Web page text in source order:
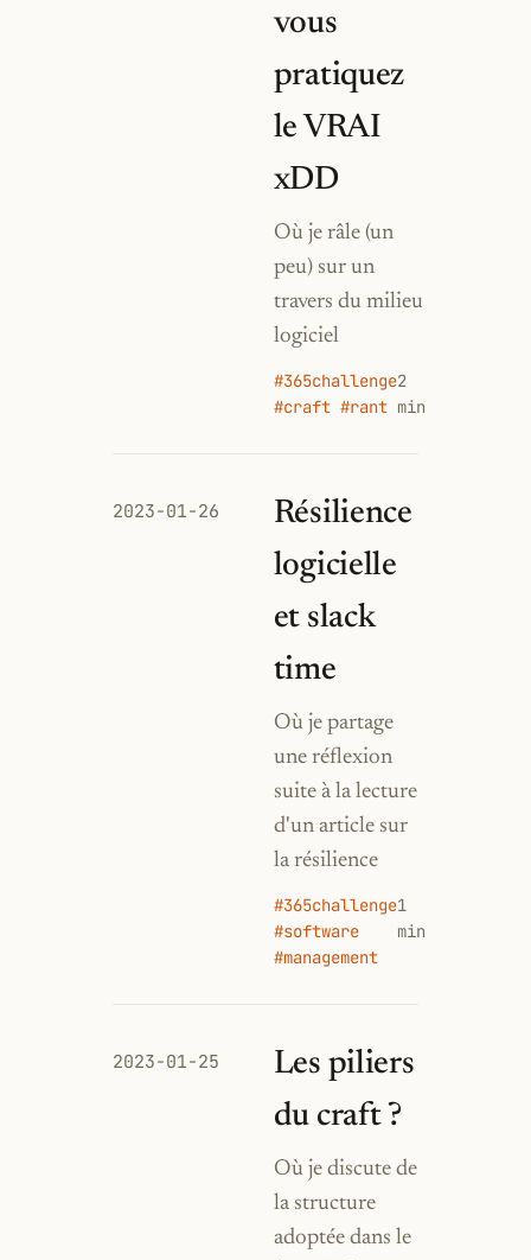
vous
pratiquez
le VRAI
xDD
Où je râle (un
peu) sur un
travers du milieu
logiciel
#365challenge
#craft #rant
2
min
2023-01-26
Résilience
logicielle
et slack
time
Où je partage
une réflexion
suite à la lecture
d'un article sur
la résilience
#365challenge
#software
#management
1
min
2023-01-25
Les piliers
du craft ?
Où je discute de
la structure
adoptée dans le